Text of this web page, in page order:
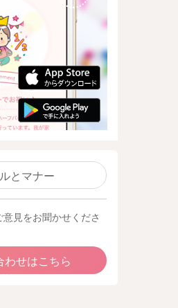
とマナー
見をお聞かせくださ
わせはこちら